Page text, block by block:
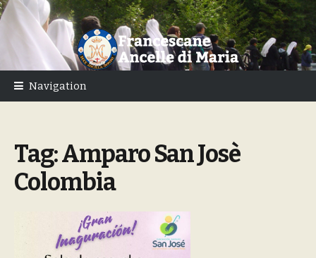
navigation
content
Navigation
Tag:Amparo San Josè
Colombia